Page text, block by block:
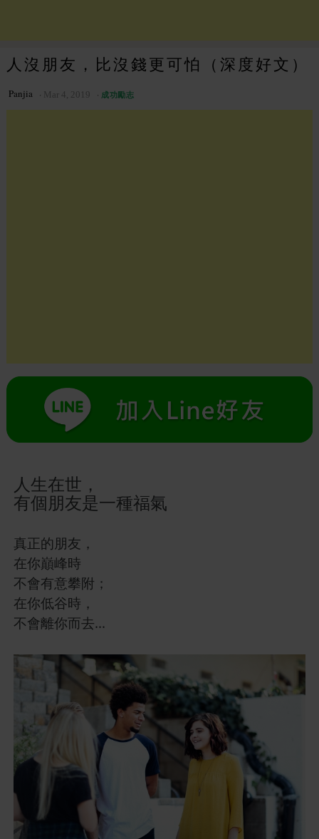
人沒朋友，比沒錢更可怕（深度好文）
Panjia Mar 4, 2019 成功勵志
人生在世，
有個朋友是一種福氣
真正的朋友，
在你巔峰時
不會有意攀附；
在你低谷時，
不會離你而去...